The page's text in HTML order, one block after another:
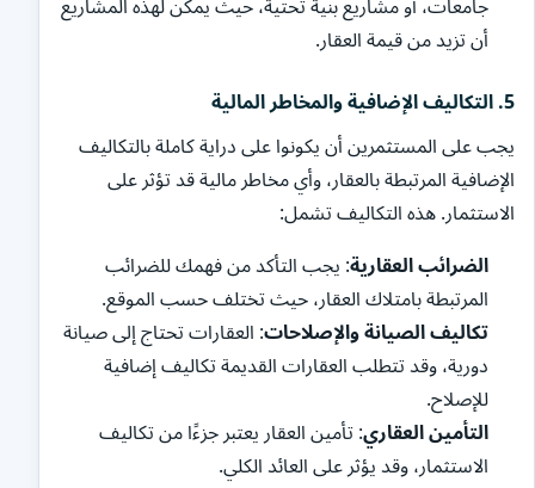
أن تزيد من قيمة العقار.
5. التكاليف الإضافية والمخاطر المالية
يجب على المستثمرين أن يكونوا على دراية كاملة بالتكاليف
الإضافية المرتبطة بالعقار، وأي مخاطر مالية قد تؤثر على
الاستثمار. هذه التكاليف تشمل:
الضرائب العقارية: يجب التأكد من فهمك للضرائب
المرتبطة بامتلاك العقار، حيث تختلف حسب الموقع.
تكاليف الصيانة والإصلاحات: العقارات تحتاج إلى صيانة
دورية، وقد تتطلب العقارات القديمة تكاليف إضافية
للإصلاح.
التأمين العقاري: تأمين العقار يعتبر جزءًا من تكاليف
الاستثمار، وقد يؤثر على العائد الكلي.